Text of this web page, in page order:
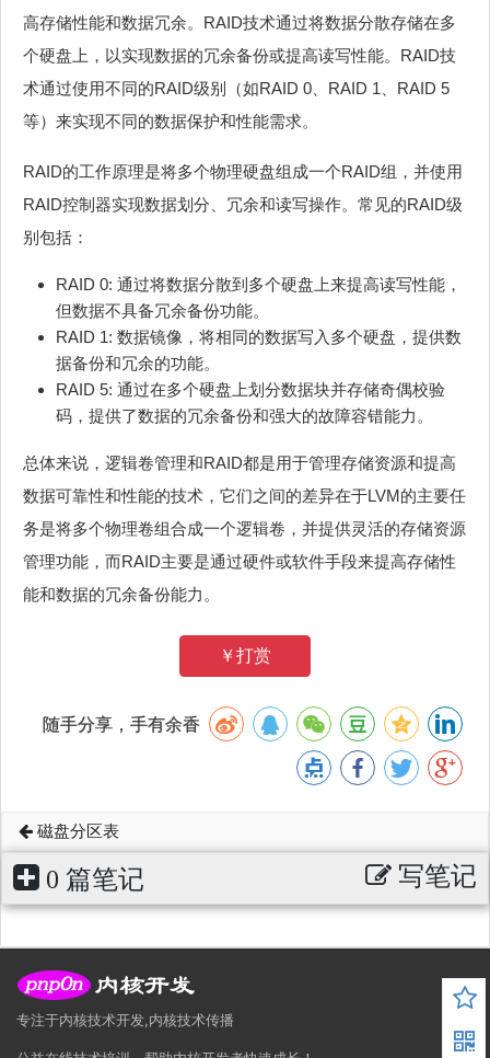
高存储性能和数据冗余。RAID技术通过将数据分散存储在多
个硬盘上，以实现数据的冗余备份或提高读写性能。RAID技
术通过使用不同的RAID级别（如RAID 0、RAID 1、RAID 5
等）来实现不同的数据保护和性能需求。
RAID的工作原理是将多个物理硬盘组成一个RAID组，并使用
RAID控制器实现数据划分、冗余和读写操作。常见的RAID级
别包括：
RAID 0: 通过将数据分散到多个硬盘上来提高读写性能，
但数据不具备冗余备份功能。
RAID 1: 数据镜像，将相同的数据写入多个硬盘，提供数
据备份和冗余的功能。
RAID 5: 通过在多个硬盘上划分数据块并存储奇偶校验
码，提供了数据的冗余备份和强大的故障容错能力。
总体来说，逻辑卷管理和RAID都是用于管理存储资源和提高
数据可靠性和性能的技术，它们之间的差异在于LVM的主要任
务是将多个物理卷组合成一个逻辑卷，并提供灵活的存储资源
管理功能，而RAID主要是通过硬件或软件手段来提高存储性
能和数据的冗余备份能力。
￥打赏
随手分享，手有余香
磁盘分区表
0 篇笔记 写笔记
专注于内核技术开发,内核技术传播